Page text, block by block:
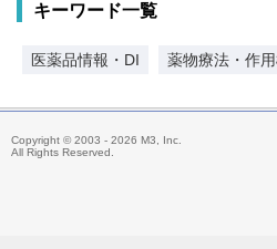
キーワード一覧
医薬品情報・DI 薬物療法・作
Copyright © 2003 - 2026 M3, Inc.
All Rights Reserved.